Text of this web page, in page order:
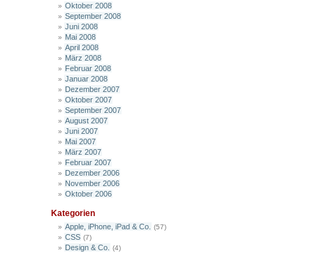
Oktober 2008
September 2008
Juni 2008
Mai 2008
April 2008
März 2008
Februar 2008
Januar 2008
Dezember 2007
Oktober 2007
September 2007
August 2007
Juni 2007
Mai 2007
März 2007
Februar 2007
Dezember 2006
November 2006
Oktober 2006
Kategorien
Apple, iPhone, iPad & Co. (57)
CSS (7)
Design & Co. (4)